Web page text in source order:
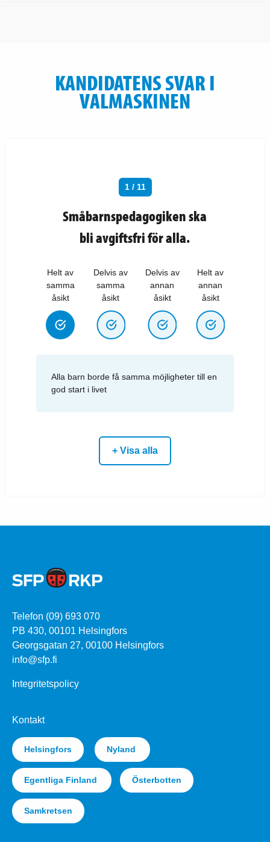
KANDIDATENS SVAR I
VALMASKINEN
1 / 11
Småbarnspedagogiken ska
bli avgiftsfri för alla.
Helt av
samma
åsikt
Delvis av
samma
åsikt
Delvis av
annan
åsikt
Helt av
annan
åsikt
Alla barn borde få samma möjligheter till en
god start i livet
+ Visa alla
Telefon (09) 693 070
PB 430, 00101 Helsingfors
Georgsgatan 27, 00100 Helsingfors
info@sfp.fi
Integritetspolicy
Kontakt
Helsingfors Nyland
Egentliga Finland Österbotten
Samkretsen